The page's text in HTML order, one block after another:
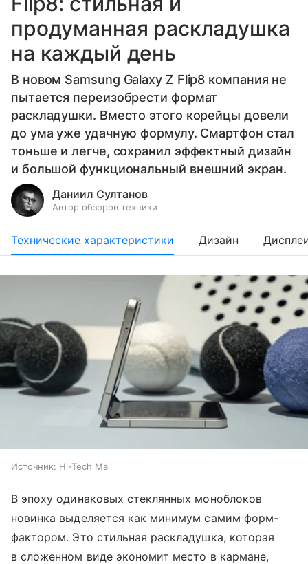
продуманная раскладушка
на каждый день
В новом Samsung Galaxy Z Flip8 компания не
пытается переизобрести формат
раскладушки. Вместо этого корейцы довели
до ума уже удачную формулу. Смартфон стал
тоньше и легче, сохранил эффектный дизайн
и большой функциональный внешний экран.
Даниил Султанов
Автор обзоров техники
Технические характеристики Дизайн
Источник: Hi-Tech Mail
В эпоху одинаковых стеклянных моноблоков
новинка выделяется как минимум самим форм-
фактором. Это стильная раскладушка, которая
в сложенном виде экономит место в кармане,